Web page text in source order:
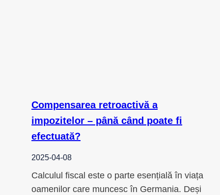
Compensarea retroactivă a
impozitelor – până când poate fi
efectuată?
2025-04-08
Calculul fiscal este o parte esențială în viața
oamenilor care muncesc în Germania. Deși